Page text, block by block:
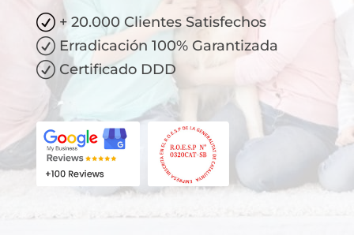
R + 20.000 Clientes Satisfechos
R Erradicación 100% Garantizada
R Certificado DDD